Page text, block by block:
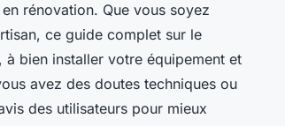
rénovation. Que vous soyez
ce guide complet sur le
bien installer votre équipement et
avez des doutes techniques ou
des utilisateurs pour mieux